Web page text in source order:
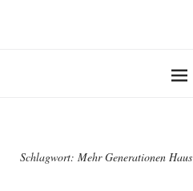
Schlagwort: Mehr Generationen Haus